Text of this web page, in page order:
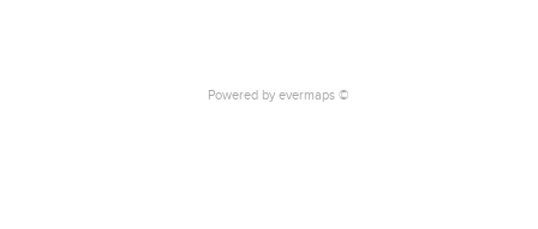
Powered by evermaps ©